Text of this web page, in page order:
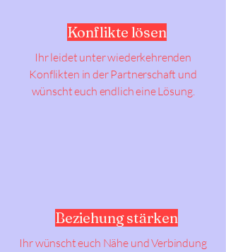
Konflikte lösen
Ihr leidet unter wiederkehrenden
Konflikten in der Partnerschaft und
wünscht euch endlich eine Lösung.
Beziehung stärken
Ihr wünscht euch Nähe und Verbindung